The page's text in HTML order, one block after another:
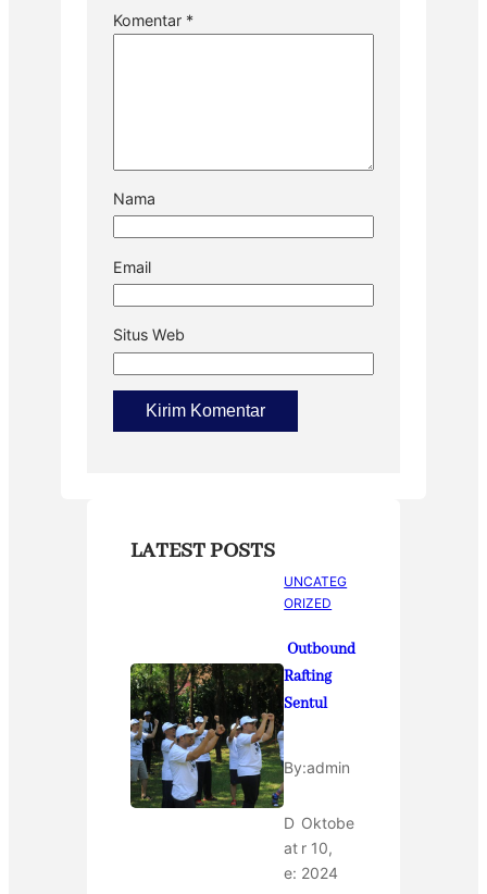
Komentar *
Nama
Email
Situs Web
LATEST POSTS
UNCATEG
ORIZED
Outbound
Rafting
Sentul
By:admin
D
at
e:
Oktobe
r 10,
2024